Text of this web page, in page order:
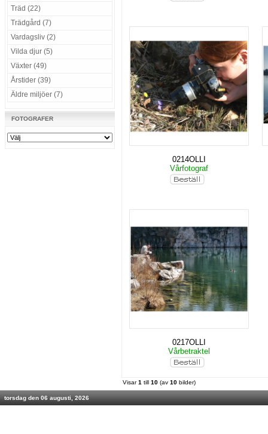
Träd (22)
Trädgård (7)
Vardagsliv (2)
Vilda djur (5)
Växter (49)
Årstider (39)
Äldre miljöer (7)
FOTOGRAFER
0214OLLI
Vårfotograf
0217OLLI
Vårbetraktel
Visar1 till 10 (av 10 bilder)
torsdag den 06 augusti, 2026